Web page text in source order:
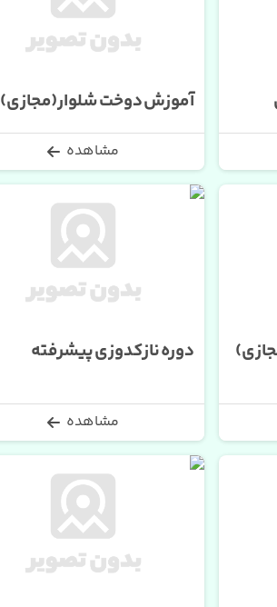
آموزش دوخت شلوار(مجازی)
مشاهده
دوره نازکدوزی پیشرفته
مشاهده